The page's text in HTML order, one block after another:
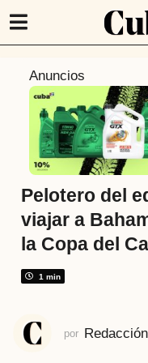
t
á
s
4
o
Anuncios
Pelotero del
viajar a
la Copa del
1 min
por